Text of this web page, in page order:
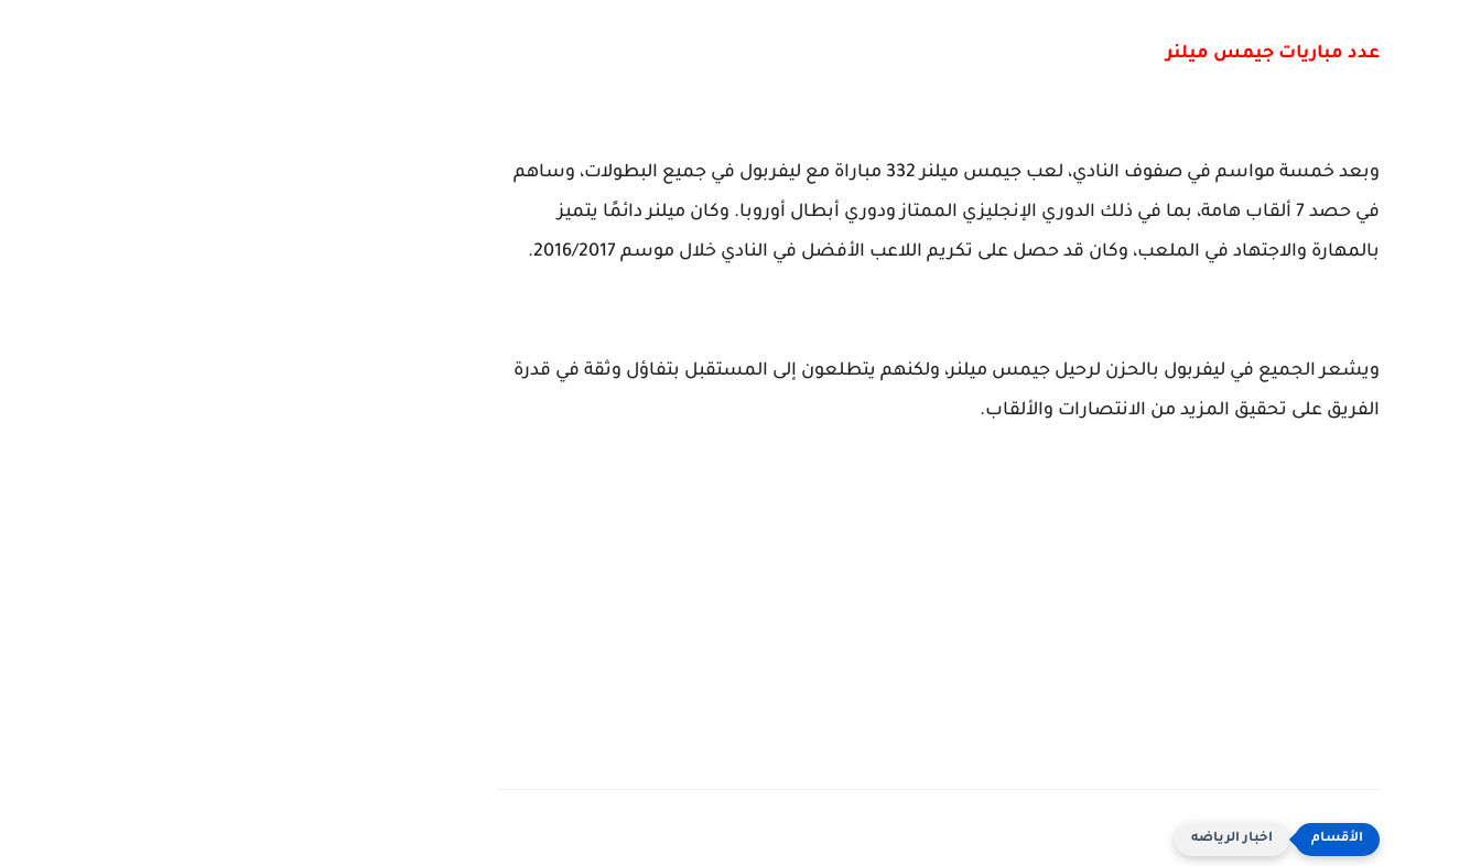
عدد مباريات جيمس ميلنر
وبعد خمسة مواسم في صفوف النادي، لعب جيمس ميلنر 332 مباراة مع ليفربول في جميع البطولات، وساهم
في حصد 7 ألقاب هامة، بما في ذلك الدوري الإنجليزي الممتاز ودوري أبطال أوروبا. وكان ميلنر دائمًا يتميز
بالمهارة والاجتهاد في الملعب، وكان قد حصل على تكريم اللاعب الأفضل في النادي خلال موسم 2016/2017.
ويشعر الجميع في ليفربول بالحزن لرحيل جيمس ميلنر، ولكنهم يتطلعون إلى المستقبل بتفاؤل وثقة في قدرة
الفريق على تحقيق المزيد من الانتصارات والألقاب.
اخبار الرياضه